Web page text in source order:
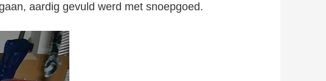
aardig gevuld werd met snoepgoed.